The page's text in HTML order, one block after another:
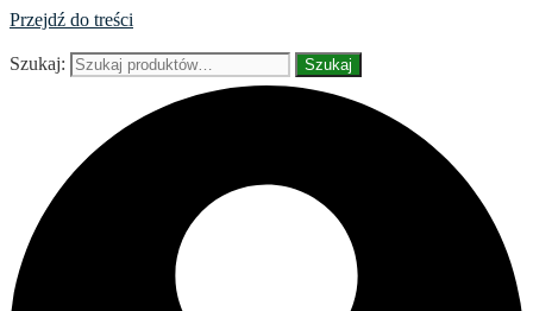
Przejdź do treści
Szukaj: Szukaj